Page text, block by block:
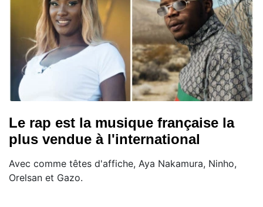
Le rap est la musique française la
plus vendue à l'international
Avec comme têtes d'affiche, Aya Nakamura, Ninho,
Orelsan et Gazo.